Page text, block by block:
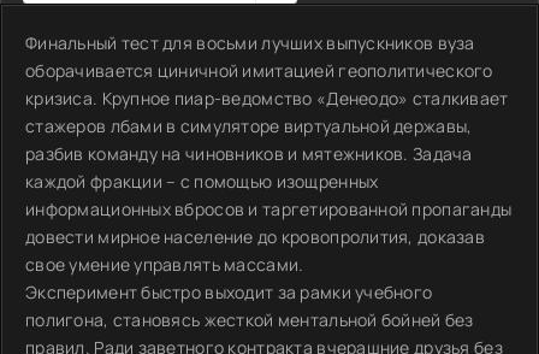
Финальный тест для восьми лучших выпускников вуза
оборачивается циничной имитацией геополитического
кризиса. Крупное пиар-ведомство «Денеодо» сталкивает
стажеров лбами в симуляторе виртуальной державы,
разбив команду на чиновников и мятежников. Задача
каждой фракции – с помощью изощренных
информационных вбросов и таргетированной пропаганды
довести мирное население до кровопролития, доказав
свое умение управлять массами.
Эксперимент быстро выходит за рамки учебного
полигона, становясь жесткой ментальной бойней без
правил. Ради заветного контракта вчерашние друзья без